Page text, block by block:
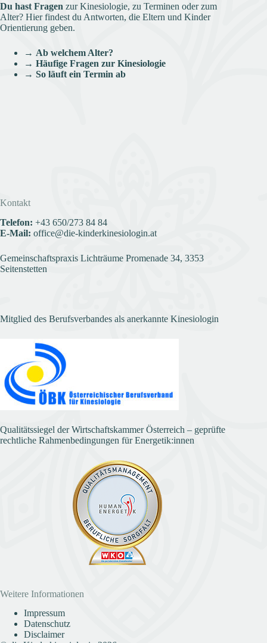
Du hast Fragen zur Kinesiologie, zu Terminen oder zum
Alter? Hier findest du Antworten, die Eltern und Kinder
Orientierung geben.
→ Ab welchem Alter?
→ Häufige Fragen zur Kinesiologie
→ So läuft ein Termin ab
Kontakt
Telefon: +43 650/273 84 84
E-Mail: office@die-kinderkinesiologin.at
Gemeinschaftspraxis Lichträume Promenade 34, 3353
Seitenstetten
Mitglied des Berufsverbandes als anerkannte Kinesiologin
Qualitätssiegel der Wirtschaftskammer Österreich – geprüfte
rechtliche Rahmenbedingungen für Energetik:innen
Weitere Informationen
Impressum
Datenschutz
Disclaimer